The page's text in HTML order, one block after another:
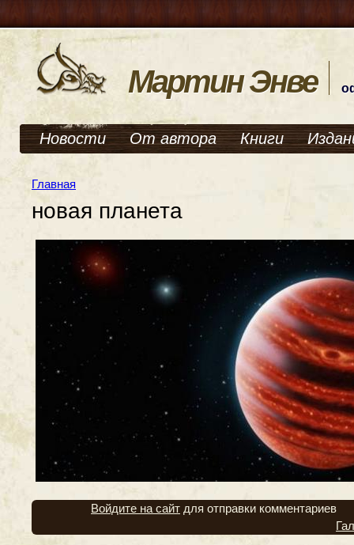
Мартин Энве
Новости От автора Книги
Главная
новая планета
Войдите на сайт для отправки комментариев